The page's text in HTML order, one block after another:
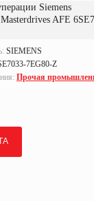
Siemens
AFE
SIEMENS
7EG80-Z
Прочая